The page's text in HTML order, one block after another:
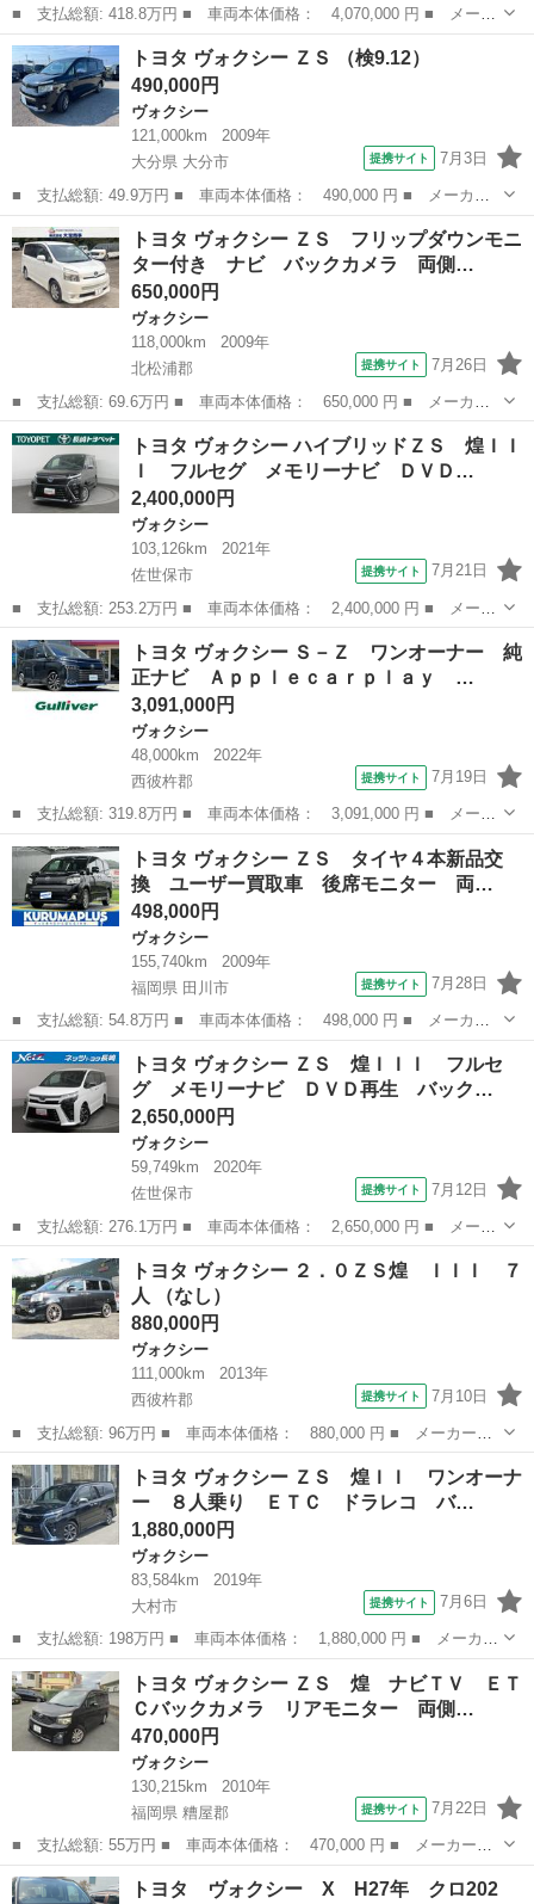
■ 支払総額: 418.8万円 ■ 車両本体価格： 4,070,000 円 ■ メーカ
ー名： トヨタ ■ 車種名： ヴォクシー ■ グレード名： ハイブ
リッドＳ－Ｚ ミュージックプレイヤー接続可 後席モニター バッ
クカメラ...
長崎 佐世保市 ヴォクシー
トヨタ ヴォクシー ＺＳ （検9.12）
490,000円
ヴォクシー
121,000km
2009年
大分県 大分市
提携サイト 7月3日
■ 支払総額: 49.9万円 ■ 車両本体価格： 490,000 円 ■ メーカー
名： トヨタ ■ 車種名： ヴォクシー ■ グレード名： ＺＳ ■
排気量： 2000cc ■ ドア枚数： 5D ■ ミッション： CVT ...
大分 大分市 ヴォクシー
トヨタ ヴォクシー ＺＳ フリップダウンモニ
ター付き ナビ バックカメラ 両側…
650,000円
ヴォクシー
118,000km
2009年
北松浦郡
提携サイト 7月26日
■ 支払総額: 69.6万円 ■ 車両本体価格： 650,000 円 ■ メーカー
名： トヨタ ■ 車種名： ヴォクシー ■ グレード名： ＺＳ フ
リップダウンモニター付き ナビ バックカメラ 両側パワースライ
ドドア 本革...
長崎 北松浦郡 ヴォクシー
トヨタ ヴォクシー ハイブリッドＺＳ 煌ＩＩ
Ｉ フルセグ メモリーナビ ＤＶＤ…
2,400,000円
ヴォクシー
103,126km
2021年
佐世保市
提携サイト 7月21日
■ 支払総額: 253.2万円 ■ 車両本体価格： 2,400,000 円 ■ メーカ
ー名： トヨタ ■ 車種名： ヴォクシー ■ グレード名： ハイブ
リッドＺＳ 煌ＩＩＩ フルセグ メモリーナビ ＤＶＤ再生 後席
モニター...
長崎 佐世保市 ヴォクシー
トヨタ ヴォクシー Ｓ－Ｚ ワンオーナー 純
正ナビ Ａｐｐｌｅｃａｒｐｌａｙ …
3,091,000円
ヴォクシー
48,000km
2022年
西彼杵郡
提携サイト 7月19日
■ 支払総額: 319.8万円 ■ 車両本体価格： 3,091,000 円 ■ メーカ
ー名： トヨタ ■ 車種名： ヴォクシー ■ グレード名： Ｓ－
Ｚ ワンオーナー 純正ナビ Ａｐｐｌｅｃａｒｐｌａｙ ＢＴ接
続 フルセグ...
長崎 西彼杵郡 ヴォクシー
トヨタ ヴォクシー ＺＳ タイヤ４本新品交
換 ユーザー買取車 後席モニター 両…
498,000円
ヴォクシー
155,740km
2009年
福岡県 田川市
提携サイト 7月28日
■ 支払総額: 54.8万円 ■ 車両本体価格： 498,000 円 ■ メーカー
名： トヨタ ■ 車種名： ヴォクシー ■ グレード名： ＺＳ タ
イヤ４本新品交換 ユーザー買取車 後席モニター 両側パワースラ
イドドア Ｂ...
福岡 田川市 ヴォクシー
トヨタ ヴォクシー ＺＳ 煌ＩＩＩ フルセ
グ メモリーナビ ＤＶＤ再生 バック…
2,650,000円
ヴォクシー
59,749km
2020年
佐世保市
提携サイト 7月12日
■ 支払総額: 276.1万円 ■ 車両本体価格： 2,650,000 円 ■ メーカ
ー名： トヨタ ■ 車種名： ヴォクシー ■ グレード名： ＺＳ
煌ＩＩＩ フルセグ メモリーナビ ＤＶＤ再生 バックカメラ 衝
突被害軽...
長崎 佐世保市 ヴォクシー
トヨタ ヴォクシー ２．０ＺＳ煌 ＩＩＩ ７
人 （なし）
880,000円
ヴォクシー
111,000km
2013年
西彼杵郡
提携サイト 7月10日
■ 支払総額: 96万円 ■ 車両本体価格： 880,000 円 ■ メーカー
名： トヨタ ■ 車種名： ヴォクシー ■ グレード名： ２．０Ｚ
Ｓ煌 ＩＩＩ ７人 ■ 排気量： 2000cc ■ ドア枚数： 5D ■ ミ
ッ...
長崎 西彼杵郡 ヴォクシー
トヨタ ヴォクシー ＺＳ 煌ＩＩ ワンオーナ
ー ８人乗り ＥＴＣ ドラレコ バ…
1,880,000円
ヴォクシー
83,584km
2019年
大村市
提携サイト 7月6日
■ 支払総額: 198万円 ■ 車両本体価格： 1,880,000 円 ■ メーカー
名： トヨタ ■ 車種名： ヴォクシー ■ グレード名： ＺＳ 煌
ＩＩ ワンオーナー ８人乗り ＥＴＣ ドラレコ バックカメラ
フリップダ...
長崎 大村市 ヴォクシー
トヨタ ヴォクシー ＺＳ 煌 ナビＴＶ ＥＴ
Ｃバックカメラ リアモニター 両側…
470,000円
ヴォクシー
130,215km
2010年
福岡県 糟屋郡
提携サイト 7月22日
■ 支払総額: 55万円 ■ 車両本体価格： 470,000 円 ■ メーカー
名： トヨタ ■ 車種名： ヴォクシー ■ グレード名： ＺＳ
煌 ナビＴＶ ＥＴＣバックカメラ リアモニター 両側パワースラ
福岡 糟屋郡 ヴォクシー
トヨタ ヴォクシー X H27年 クロ202